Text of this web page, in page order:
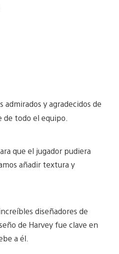
admirados y agradecidos de
de todo el equipo.
que el jugador pudiera
añadir textura y
diseñadores de
de Harvey fue clave en
a él.